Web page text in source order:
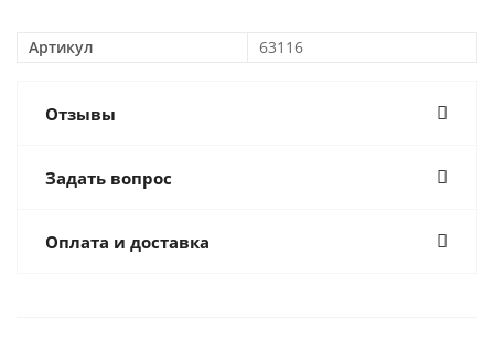
Артикул 63116
Отзывы
Задать вопрос
Оплата и доставка